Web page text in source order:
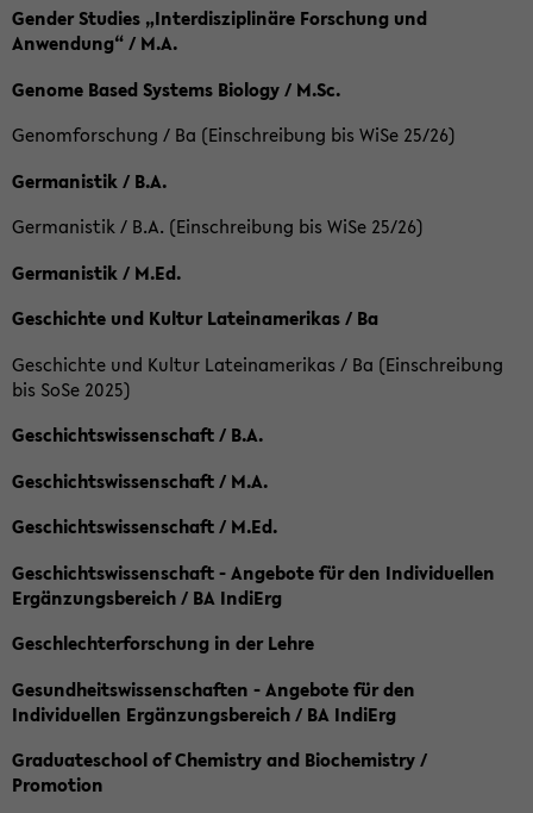
Gender Studies „Interdisziplinäre Forschung und
Anwendung“ / M.A.
Genome Based Systems Biology / M.Sc.
Genomforschung / Ba (Einschreibung bis WiSe 25/26)
Germanistik / B.A.
Germanistik / B.A. (Einschreibung bis WiSe 25/26)
Germanistik / M.Ed.
Geschichte und Kultur Lateinamerikas / Ba
Geschichte und Kultur Lateinamerikas / Ba (Einschreibung
bis SoSe 2025)
Geschichtswissenschaft / B.A.
Geschichtswissenschaft / M.A.
Geschichtswissenschaft / M.Ed.
Geschichtswissenschaft - Angebote für den Individuellen
Ergänzungsbereich / BA IndiErg
Geschlechterforschung in der Lehre
Gesundheitswissenschaften - Angebote für den
Individuellen Ergänzungsbereich / BA IndiErg
Graduateschool of Chemistry and Biochemistry /
Promotion